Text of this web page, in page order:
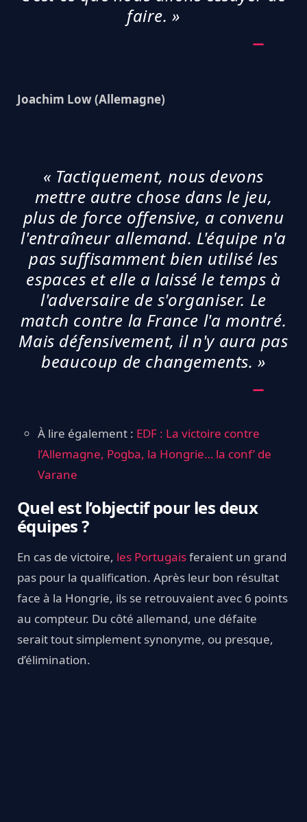
faire. »
Joachim Low (Allemagne)
« Tactiquement, nous devons
mettre autre chose dans le jeu,
plus de force offensive, a convenu
l'entraîneur allemand. L'équipe n'a
pas suffisamment bien utilisé les
espaces et elle a laissé le temps à
l'adversaire de s'organiser. Le
match contre la France l'a montré.
Mais défensivement, il n'y aura pas
beaucoup de changements. »
À lire également : EDF : La victoire contre
l’Allemagne, Pogba, la Hongrie… la conf’ de
Varane
Quel est l’objectif pour les deux
équipes ?
En cas de victoire, les Portugaisferaient un grand
pas pour la qualification. Après leur bon résultat
face à la Hongrie, ils se retrouvaient avec 6 points
au compteur. Du côté allemand, une défaite
serait tout simplement synonyme, ou presque,
d’élimination.